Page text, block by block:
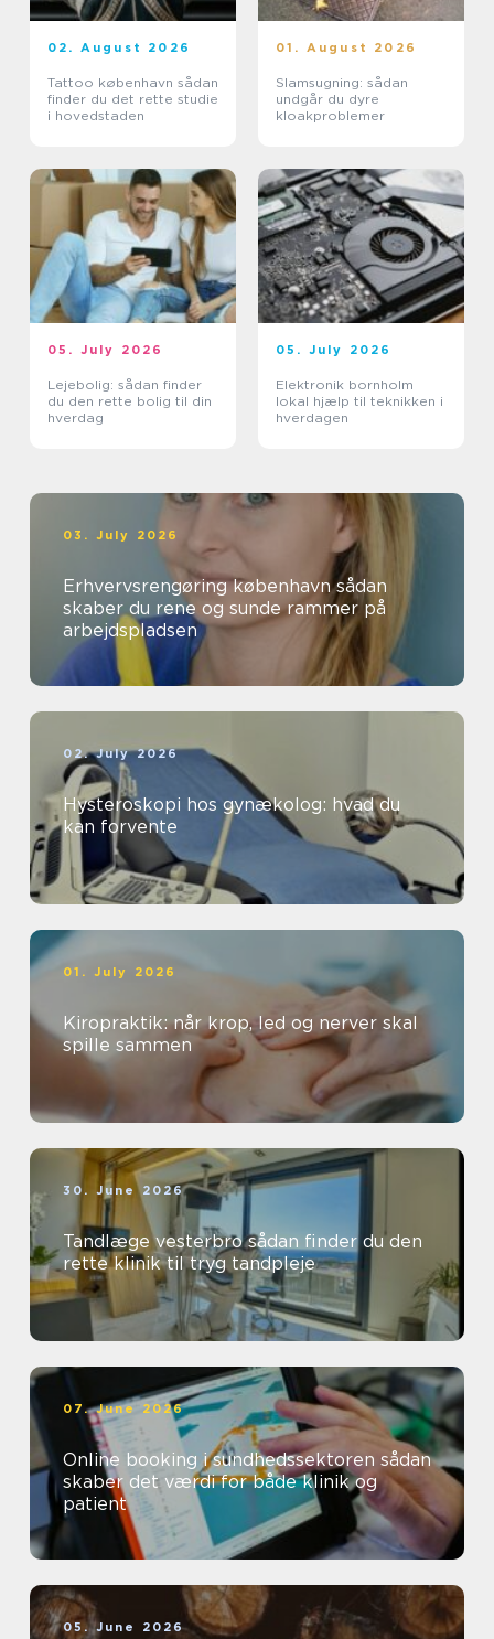
02. August 2026
Tattoo københavn sådan
finder du det rette studie
i hovedstaden
01. August 2026
Slamsugning: sådan
undgår du dyre
kloakproblemer
05. July 2026
Lejebolig: sådan finder
du den rette bolig til din
hverdag
05. July 2026
Elektronik bornholm
lokal hjælp til teknikken i
hverdagen
03. July 2026
Erhvervsrengøring københavn sådan
skaber du rene og sunde rammer på
arbejdspladsen
02. July 2026
Hysteroskopi hos gynækolog: hvad du
kan forvente
01. July 2026
Kiropraktik: når krop, led og nerver skal
spille sammen
30. June 2026
Tandlæge vesterbro sådan finder du den
rette klinik til tryg tandpleje
07. June 2026
Online booking i sundhedssektoren sådan
skaber det værdi for både klinik og
patient
05. June 2026